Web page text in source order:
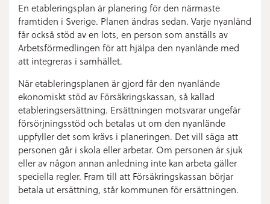
En etableringsplan är planering för den närmaste
framtiden i Sverige. Planen ändras sedan. Varje nyanländ
får också stöd av en lots, en person som anställs av
Arbetsförmedlingen för att hjälpa den nyanlände med
att integreras i samhället.
När etableringsplanen är gjord får den nyanlände
ekonomiskt stöd av Försäkringskassan, så kallad
etableringsersättning. Ersättningen motsvarar ungefär
försörjningsstöd och betalas ut om den nyanlände
uppfyller det som krävs i planeringen. Det vill säga att
personen går i skola eller arbetar. Om personen är sjuk
eller av någon annan anledning inte kan arbeta gäller
speciella regler. Fram till att Försäkringskassan börjar
betala ut ersättning, står kommunen för ersättningen.